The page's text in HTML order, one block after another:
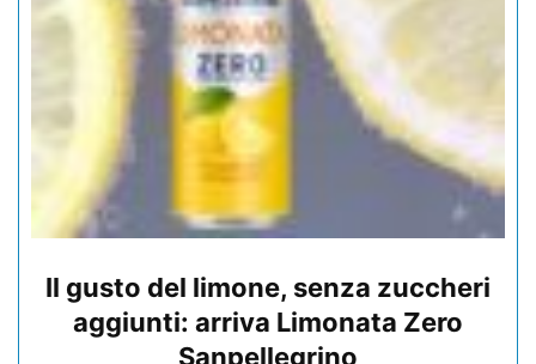
Il gusto del limone, senza zuccheri
aggiunti: arriva Limonata Zero
Sanpellegrino